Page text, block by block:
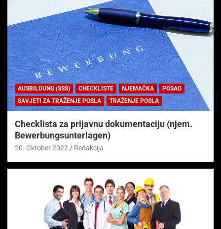
AUSBILDUNG (SSS) CHECKLISTE NJEMAČKA
POSAO
SAVJETI ZA TRAŽENJE POSLA
TRAŽENJE POSLA
Checklista za prijavnu dokumentaciju (njem.
Bewerbungsunterlagen)
20. Oktober 2022 Redakcija